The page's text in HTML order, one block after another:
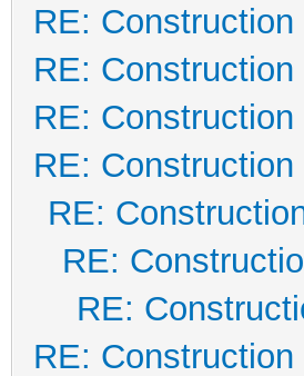
RE:
RE:
RE:
RE:
RE:
RE:
RE:
RE: